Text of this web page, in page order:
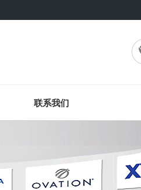
联系我们